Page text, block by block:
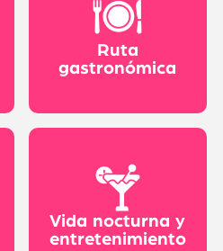
Ruta
gastronómica
Vida nocturna y
entretenimiento